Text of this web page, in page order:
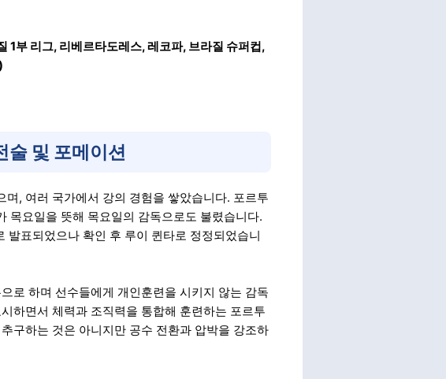
1부 리그, 리베르타도레스, 레코파, 브라질 슈퍼컵,
술 및 포메이션
, 여러 국가에서 강의 경험을 쌓았습니다. 포르투
목요일을 뜻해 목요일의 감독으로도 불렸습니다.
발표되었으나 확인 후 루이 퀸타로 정정되었습니
로 하며 선수들에게 개인훈련을 시키지 않는 감독
하면서 체력과 조직력을 통합해 훈련하는 포르투
구하는 것은 아니지만 공수 전환과 압박을 강조하